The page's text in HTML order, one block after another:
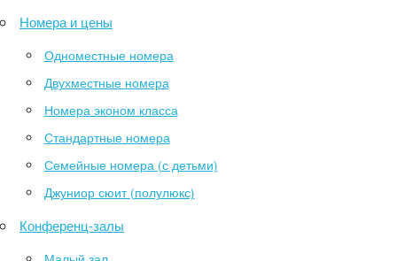
Номера и цены
Одноместные номера
Двухместные номера
Номера эконом класса
Стандартные номера
Семейные номера (с детьми)
Джуниор сюит (полулюкс)
Конференц-залы